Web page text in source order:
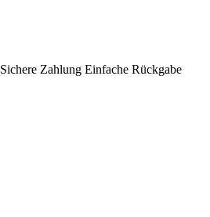
Sichere Zahlung Einfache Rückgabe